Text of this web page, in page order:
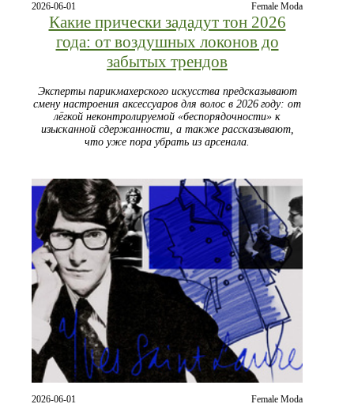
2026-06-01 Female Moda
Какие прически зададут тон 2026
года: от воздушных локонов до
забытых трендов
Эксперты парикмахерского искусства предсказывают
смену настроения аксессуаров для волос в 2026 году: от
лёгкой неконтролируемой «беспорядочности» к
изысканной сдержанности, а также рассказывают,
что уже пора убрать из арсенала.
2026-06-01 Female Moda